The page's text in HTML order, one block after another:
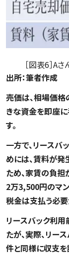
［図表6］A
出所：筆者作成
売価は、相場価格
きな資金を即座
す。
一方で、リースバ
めには、賃料が発
ため、家賃の負担
2万3,500円のマ
税金は支払う必要
リースバック利
たが、実際、リー
件と同様に収支